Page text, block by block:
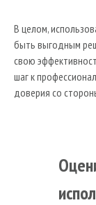
В целом,
быть выгодным
свою
шаг к
доверия со